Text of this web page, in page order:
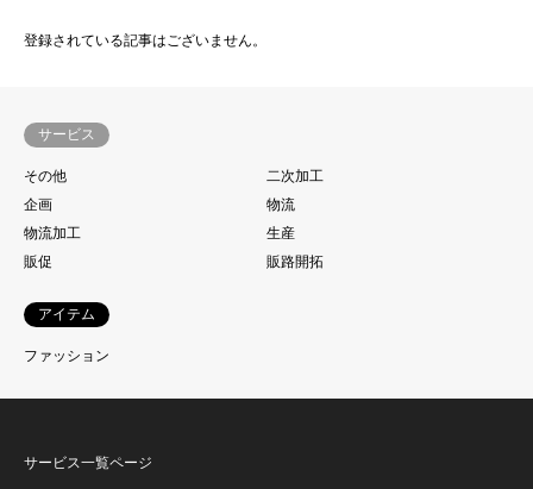
登録されている記事はございません。
サービス
その他
二次加工
企画
物流
物流加工
生産
販促
販路開拓
アイテム
ファッション
サービス一覧ページ